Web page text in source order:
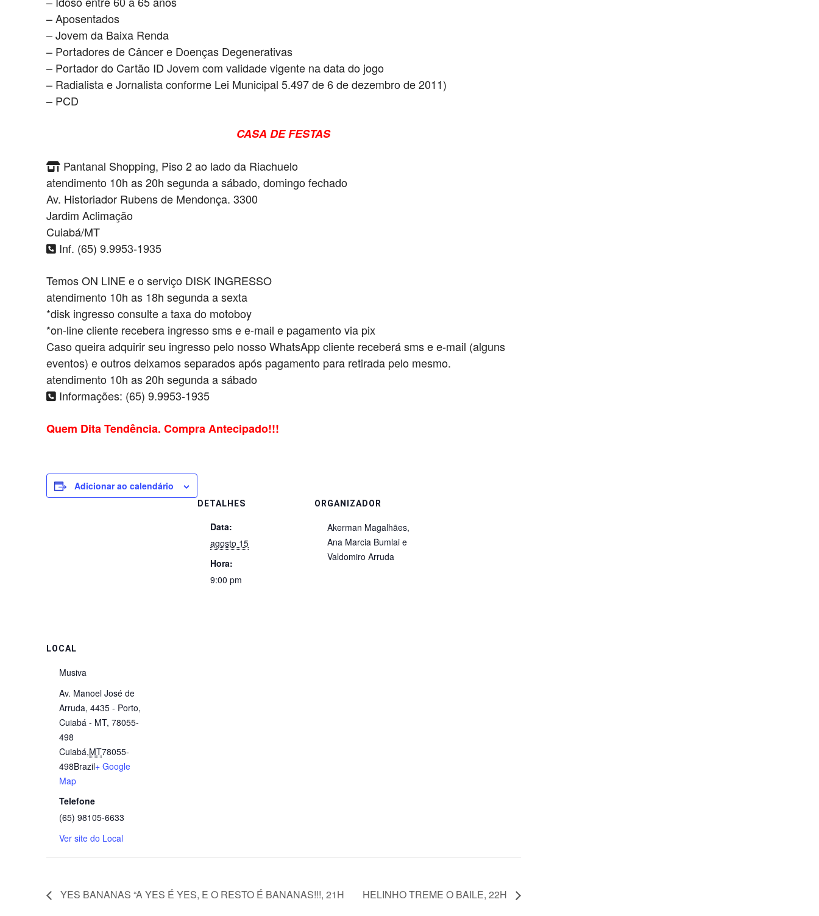
– Aposentados
– Jovem da Baixa Renda
– Portadores de Câncer e Doenças Degenerativas
– Portador do Cartão ID Jovem com validade vigente na data do jogo
– Radialista e Jornalista conforme Lei Municipal 5.497 de 6 de dezembro de 2011)
– PCD
CASA DE FESTAS
Pantanal Shopping, Piso 2 ao lado da Riachuelo
atendimento 10h as 20h segunda a sábado, domingo fechado
Av. Historiador Rubens de Mendonça. 3300
Jardim Aclimação
Cuiabá/MT
Inf. (65) 9.9953-1935
Temos ON LINE e o serviço DISK INGRESSO
atendimento 10h as 18h segunda a sexta
*disk ingresso consulte a taxa do motoboy
*on-line cliente recebera ingresso sms e e-mail e pagamento via pix
Caso queira adquirir seu ingresso pelo nosso WhatsApp cliente receberá sms e e-mail (alguns
eventos) e outros deixamos separados após pagamento para retirada pelo mesmo.
atendimento 10h as 20h segunda a sábado
Informações: (65) 9.9953-1935
Quem Dita Tendência. Compra Antecipado!!!
Adicionar ao calendário
DETALHES
Data:
agosto 15
Hora:
9:00 pm
ORGANIZADOR
Akerman Magalhães,
Ana Marcia Bumlai e
Valdomiro Arruda
LOCAL
Musiva
Av. Manoel José de
Arruda, 4435 - Porto,
Cuiabá - MT, 78055-
498
Cuiabá,MT78055-
498Brazil+ Google
Map
Telefone
(65) 98105-6633
Ver site do Local
YES BANANAS “A YES É YES, E O RESTO É BANANAS!!!, 21H HELINHO TREME O BAILE, 22H